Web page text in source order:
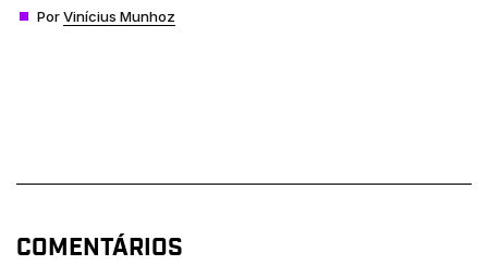
PorVinícius Munhoz
COMENTÁRIOS